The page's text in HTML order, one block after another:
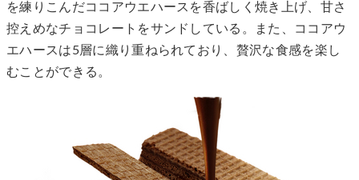
を練りこんだココアウエハースを香ばしく焼き上げ、甘さ
控えめなチョコレートをサンドしている。また、ココアウ
エハースは5層に織り重ねられており、贅沢な食感を楽し
むことができる。